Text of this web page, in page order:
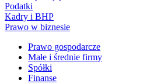
Podatki
Kadry i BHP
Prawo w biznesie
Prawo gospodarcze
Małe i średnie firmy
Spółki
Finanse